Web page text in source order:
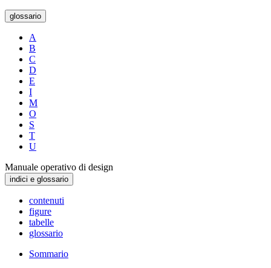
glossario
A
B
C
D
E
I
M
O
S
T
U
Manuale operativo di design
indici e glossario
contenuti
figure
tabelle
glossario
Sommario